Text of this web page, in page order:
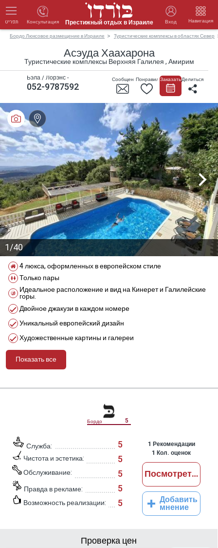
תפריט Престижный отдых в Израиле Вход Навигация
Консультация
Бордо Люксовое размещение в Израиле Туристические комплексы в областях Север
Асэуда Хаахарона
Туристические комплексы Верхняя Галилея , Амирим
Делиться
СообщениеПонравилосьЗаказать
052-9787592
Бэла / Лорэнс -
1/40
4 люкса, оформленных в европейском стиле
Только пары
Идеальное расположение и вид на Кинерет и Галилейские
горы.
Двойное джакузи в каждом номере
Уникальный европейский дизайн
Художественные картины и галереи
Показать все
Бордо 5
Служба: 5
Чистота и эстетика: 5
Обслуживание: 5
Правда в рекламе: 5
Возможность реализации: 5
1 Рекомендации
1 Кол. оценок
Посмотреть
Добавить
мнение
Проверка цен